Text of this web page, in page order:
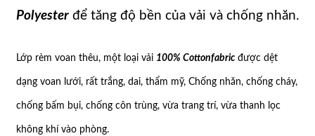
Polyester để tăng độ bền của vải và chống nhăn.
Lớp rèm voan thêu, một loại vải 100% Cottonfabric được dệt
dạng voan lưới, rất trắng, dai, thẩm mỹ, Chống nhăn, chống cháy,
chống bấm bụi, chống côn trùng, vừa trang trí, vừa thanh lọc
không khí vào phòng.